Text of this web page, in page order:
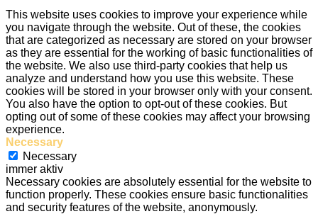
This website uses cookies to improve your experience while
you navigate through the website. Out of these, the cookies
that are categorized as necessary are stored on your browser
as they are essential for the working of basic functionalities of
the website. We also use third-party cookies that help us
analyze and understand how you use this website. These
cookies will be stored in your browser only with your consent.
You also have the option to opt-out of these cookies. But
opting out of some of these cookies may affect your browsing
experience.
Necessary
Necessary
immer aktiv
Necessary cookies are absolutely essential for the website to
function properly. These cookies ensure basic functionalities
and security features of the website, anonymously.